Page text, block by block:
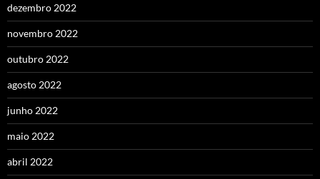
dezembro 2022
novembro 2022
outubro 2022
agosto 2022
junho 2022
maio 2022
abril 2022